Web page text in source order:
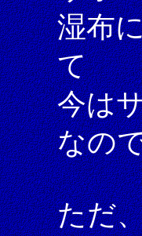
湿布
て
今は
なの
ただ